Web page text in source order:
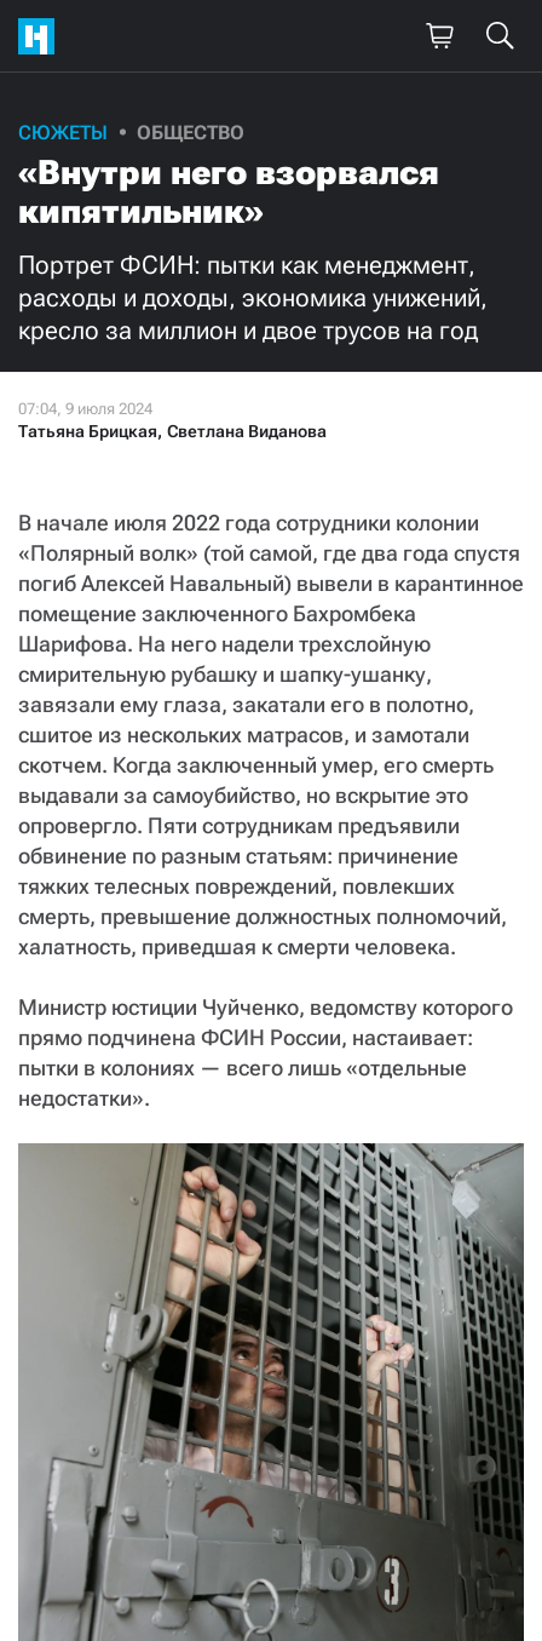
СЮЖЕТЫ ОБЩЕСТВО
«Внутри него взорвался
кипятильник»
Портрет ФСИН: пытки как менеджмент,
расходы и доходы, экономика унижений,
кресло за миллион и двое трусов на год
Татьяна Брицкая, Светлана Виданова
В начале июля 2022 года сотрудники колонии
«Полярный волк» (той самой, где два года спустя
погиб Алексей Навальный) вывели в карантинное
помещение заключенного Бахромбека
Шарифова. На него надели трехслойную
смирительную рубашку и шапку-ушанку,
завязали ему глаза, закатали его в полотно,
сшитое из нескольких матрасов, и замотали
скотчем. Когда заключенный умер, его смерть
выдавали за самоубийство, но вскрытие это
опровергло. Пяти сотрудникам предъявили
обвинение по разным статьям: причинение
тяжких телесных повреждений, повлекших
смерть, превышение должностных полномочий,
халатность, приведшая к смерти человека.
Министр юстиции Чуйченко, ведомству которого
прямо подчинена ФСИН России, настаивает:
пытки в колониях — всего лишь «отдельные
недостатки».
Поддержите
нашу работу!
Ежемесячно
3000 1000
СТАТЬ СОУЧАСТНИКОМ
ПОДЕЛИТЬСЯ С ДРУЗЬЯМИ
Если у вас есть вопросы, пишите donate@novayagazeta.ru
звоните: